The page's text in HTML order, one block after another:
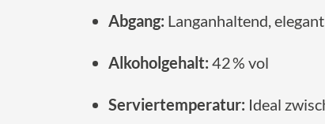
Abgang: Langanhaltend,
Alkoholgehalt: 42 % vol
Serviertemperatur: Ideal